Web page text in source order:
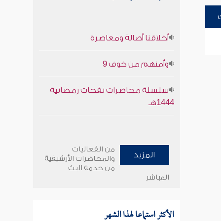
أخلاقنا أصالة ومعاصرة
وأمنهم من خوف 9
سلسلة محاضرات نفحات رمضانية
1444هـ
المزيد
من الفعاليات
والمحاضرات الأرشيفية
من خدمة البث
المباشر
الأكثر استماعا لهذا الشهر